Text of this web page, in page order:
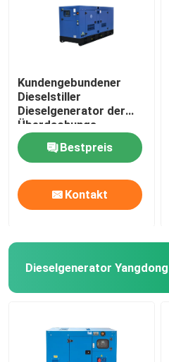
Kundengebundener
Dieselstiller
Dieselgenerator der
Überdachungs-
50/60HZ Fawde des
generator-12kw
Bestpreis
Kontakt
Dieselgenerator Yangdong